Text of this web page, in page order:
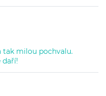
tak milou pochvalu.
daří!